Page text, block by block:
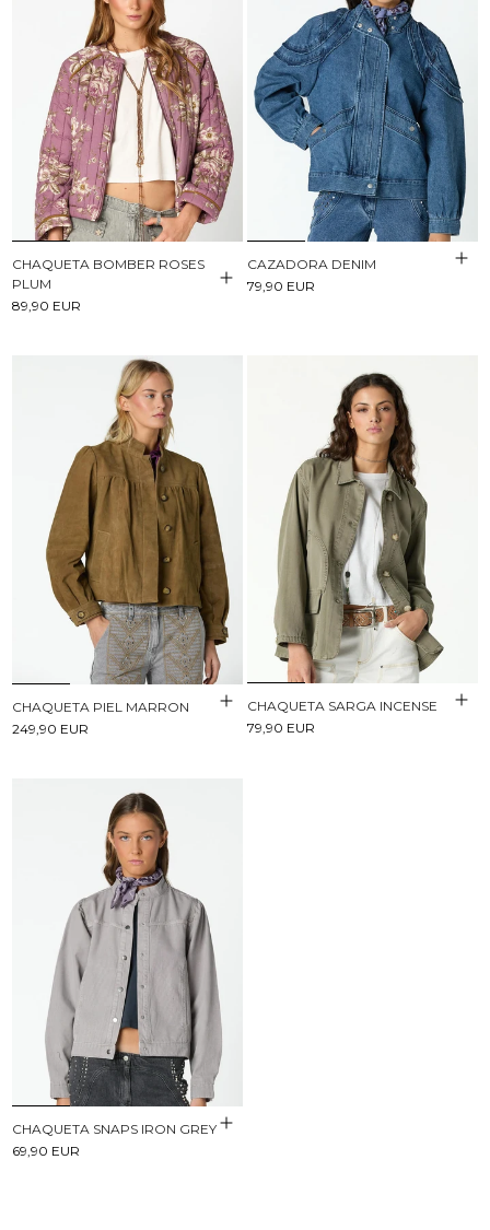
CHAQUETA BOMBER ROSES
PLUM
89,90 EUR
CAZADORA DENIM
79,90 EUR
CHAQUETA PIEL MARRON
249,90 EUR
CHAQUETA SARGA INCENSE
79,90 EUR
CHAQUETA SNAPS IRON GREY
69,90 EUR